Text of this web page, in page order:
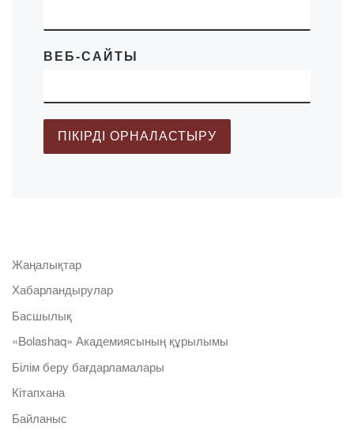
ВЕБ-САЙТЫ
Жаңалықтар
Хабарландырулар
Басшылық
«Bolashaq» Академиясының құрылымы
Білім беру бағдарламалары
Кітапхана
Байланыс